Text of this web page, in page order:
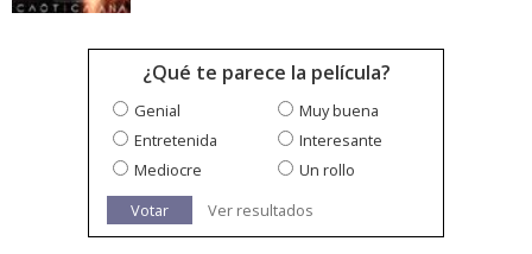
¿Qué te parece la película?
Genial
Muy buena
Entretenida
Interesante
Mediocre
Un rollo
Votar
Ver resultados